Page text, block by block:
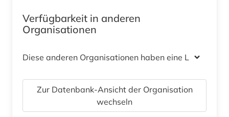
Verfügbarkeit in anderen
Organisationen
Diese anderen Organisationen haben eine Lizenz
Zur Datenbank-Ansicht der Organisation
wechseln